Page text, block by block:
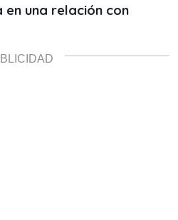
una relación con